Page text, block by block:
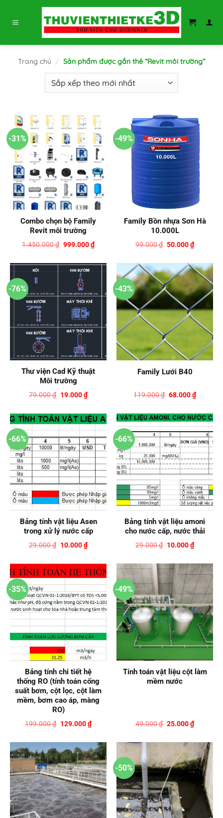
qua
dung
Trang chủ / Sản phẩm được gắn thẻ “Revit môi trường”
-31%
Combo chọn bộ Family
Revit môi trường
1.450.000₫ Giá
1.450.000 ₫.
999.000₫Giá
hiện
là:
999.000 ₫.
-49%
Family Bồn nhựa Sơn Hà
10.000L
99.000₫ Giá
99.000 ₫.
50.000₫Giá
hiện
là:
50.000 ₫.
-76%
Thư viện Cad Kỹ thuật
Môi trường
79.000₫ Giá
79.000 ₫.
19.000₫Giá
hiện
là:
19.000 ₫.
-43%
Family Lưới B40
119.000₫ Giá
119.000 ₫.
68.000₫Giá
hiện
là:
68.000
-66%
Bảng tính vật liệu Asen
trong xử lý nước cấp
29.000₫ Giá
29.000 ₫.
10.000₫Giá
hiện
là:
10.000 ₫.
-66%
Bảng tính vật liệu amoni
cho nước cấp, nước thải
29.000₫ Giá
29.000 ₫.
10.000₫Giá
hiện
là:
10.000 ₫.
-35%
Bảng tính chi tiết hệ
thống RO (tính toán cống
suất bơm, cột lọc, cột làm
mềm, bơm cao áp, màng
RO)
199.000₫ Giá
199.000 ₫.
129.000₫Giá
hiện
là:
129.000 ₫.
-49%
Tính toán vật liệu cột làm
mềm nước
49.000₫ Giá
49.000 ₫.
25.000₫Giá
hiện
là:
25.000 ₫.
-50%